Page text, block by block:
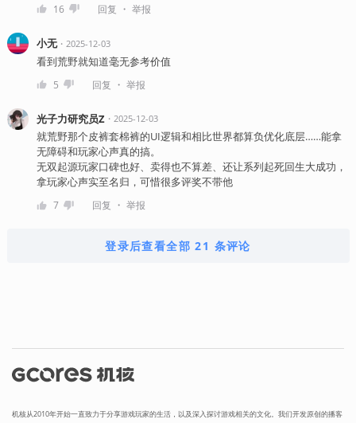
16 回复 ・ 举报
小无・ 2025-12-03
看到荒野就知道毫无参考价值
5 回复 ・ 举报
光子力研究员Z・ 2025-12-03
就荒野那个皮裤套棉裤的UI逻辑和相比世界都算负优化底层……能拿
无障碍和玩家心声真的搞。
无双起源玩家口碑也好、卖得也不算差、还让系列起死回生大成功，
拿玩家心声实至名归，可惜很多评奖不带他
7 回复 ・ 举报
登录后查看全部 21 条评论
机核从2010年开始一直致力于分享游戏玩家的生活，以及深入探讨游戏相关的文化。我们开发原创的播客